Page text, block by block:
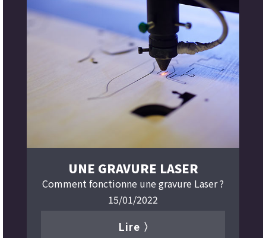
UNE GRAVURE LASER
Comment fonctionne une gravure Laser ?
15/01/2022
Lire 〉